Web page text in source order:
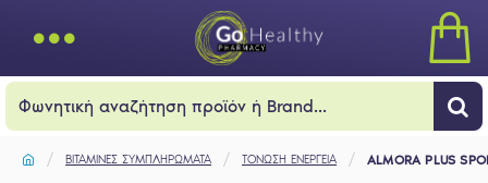
ΒΙΤΑΜΙΝΕΣ ΣΥΜΠΛΗΡΩΜΑΤΑ ΤΟΝΩΣΗ ΕΝΕΡΓΕΙΑ ALMORA PLUS